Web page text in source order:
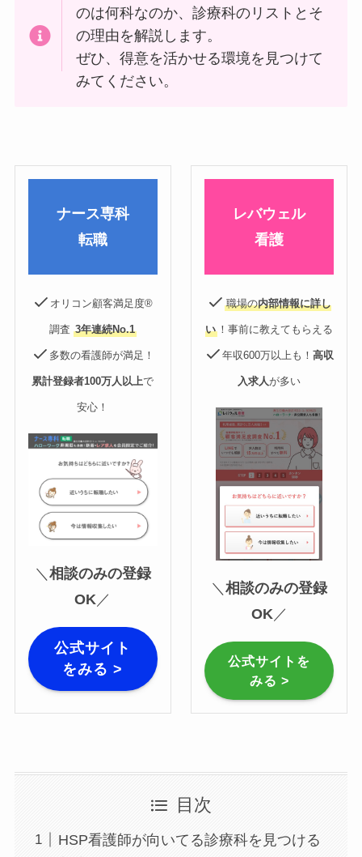
のは何科なのか、診療科のリストとそ
の理由を解説します。
ぜひ、得意を活かせる環境を見つけて
みてください。
ナース専科
転職
オリコン顧客満足度®
調査 3年連続No.1
多数の看護師が満足！
累計登録者100万人以上で
安心！
＼ 相談のみの登録
OK／
公式サイト
をみる >
レバウェル
看護
職場の内部情報に詳し
い ！事前に教えてもらえる
年収600万以上も！ 高収
入求人が多い
＼相談のみの登録
OK ／
公式サイトを
みる >
目次
HSP看護師が向いてる診療科を見つける